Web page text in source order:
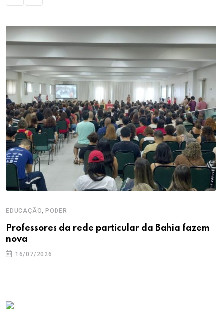
EDUCAÇÃO,PODER
Professores da rede particular da Bahia fazem
nova
16/07/2026